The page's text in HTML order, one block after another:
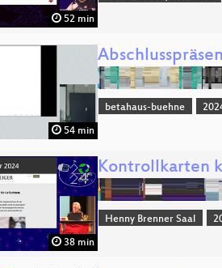
52 min
54 min
betahaus-buehne
38 min
Kontrollkarten
Henny Brenner Saal